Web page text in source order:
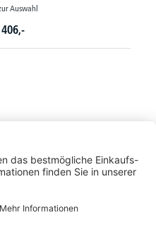
Auswahl
406,-